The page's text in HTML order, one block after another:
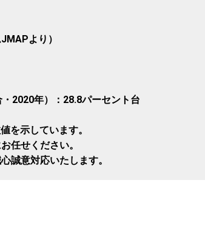
より）
2020年）：28.8パーセント台
を示しています。
任せください。
誠意対応いたします。